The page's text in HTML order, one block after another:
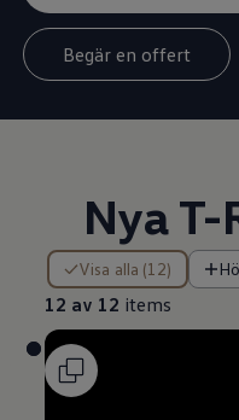
Begär en offert
Nya
Visa alla (12)
12 av 12 items
12 av 12 items